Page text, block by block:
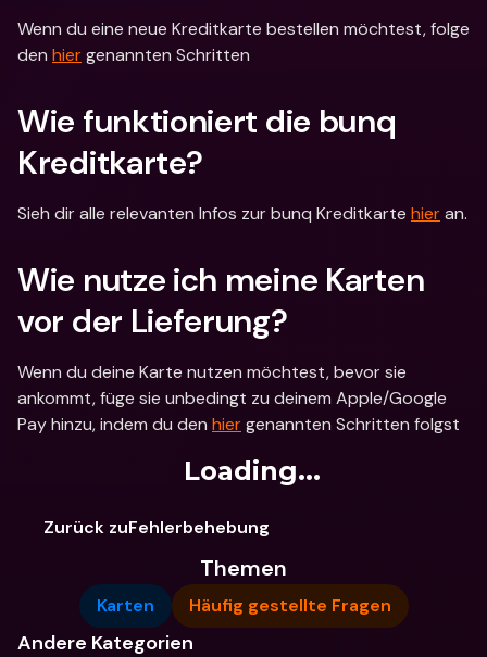
Wenn du eine neue Kreditkarte bestellen möchtest, folge
den hier genannten Schritten
Wie funktioniert die bunq
Kreditkarte?
Sieh dir alle relevanten Infos zur bunq Kreditkarte hier an.
Wie nutze ich meine Karten
vor der Lieferung?
Wenn du deine Karte nutzen möchtest, bevor sie
ankommt, füge sie unbedingt zu deinem Apple/Google
Pay hinzu, indem du den hier genannten Schritten folgst
Loading...
Zurück zuFehlerbehebung
Themen
Karten Häufig gestellte Fragen
Andere Kategorien